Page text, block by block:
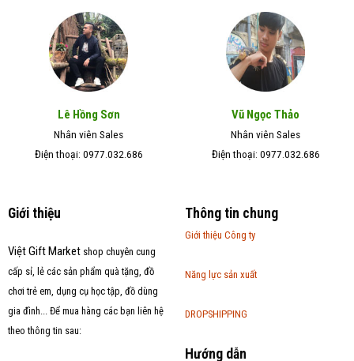
Lê Hồng Sơn
Nhân viên Sales
Điện thoại: 0977.032.686
Vũ Ngọc Thảo
Nhân viên Sales
Điện thoại: 0977.032.686
Giới thiệu
Việt Gift Marketshop chuyên cung
cấp sỉ, lẻ các sản phẩm quà tặng, đồ
chơi trẻ em, dụng cụ học tập, đồ dùng
gia đình... Để mua hàng các bạn liên hệ
theo thông tin sau:
Thông tin chung
Giới thiệu Công ty
Năng lực sản xuất
DROPSHIPPING
Hướng dẫn